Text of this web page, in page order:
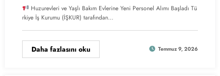
Huzurevleri ve Yaşlı Bakım Evlerine Yeni Personel Alımı Başladı Tü
rkiye İş Kurumu (İŞKUR) tarafından…
Daha fazlasını oku Temmuz 9, 2026